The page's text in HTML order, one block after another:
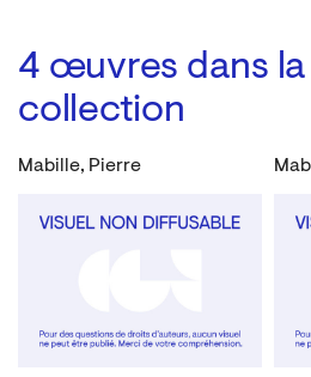
4 œuvres dans la
collection
Mabille, Pierre